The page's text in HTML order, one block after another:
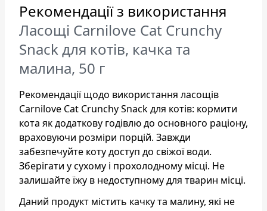
Рекомендації з використання
Ласощі Carnilove Cat Crunchy
Snack для котів, качка та
малина, 50 г
Рекомендації щодо використання ласощів
Carnilove Cat Crunchy Snack для котів: кормити
кота як додаткову годівлю до основного раціону,
враховуючи розміри порцій. Завжди
забезпечуйте коту доступ до свіжої води.
Зберігати у сухому і прохолодному місці. Не
залишайте їжу в недоступному для тварин місці.
Даний продукт містить качку та малину, які не